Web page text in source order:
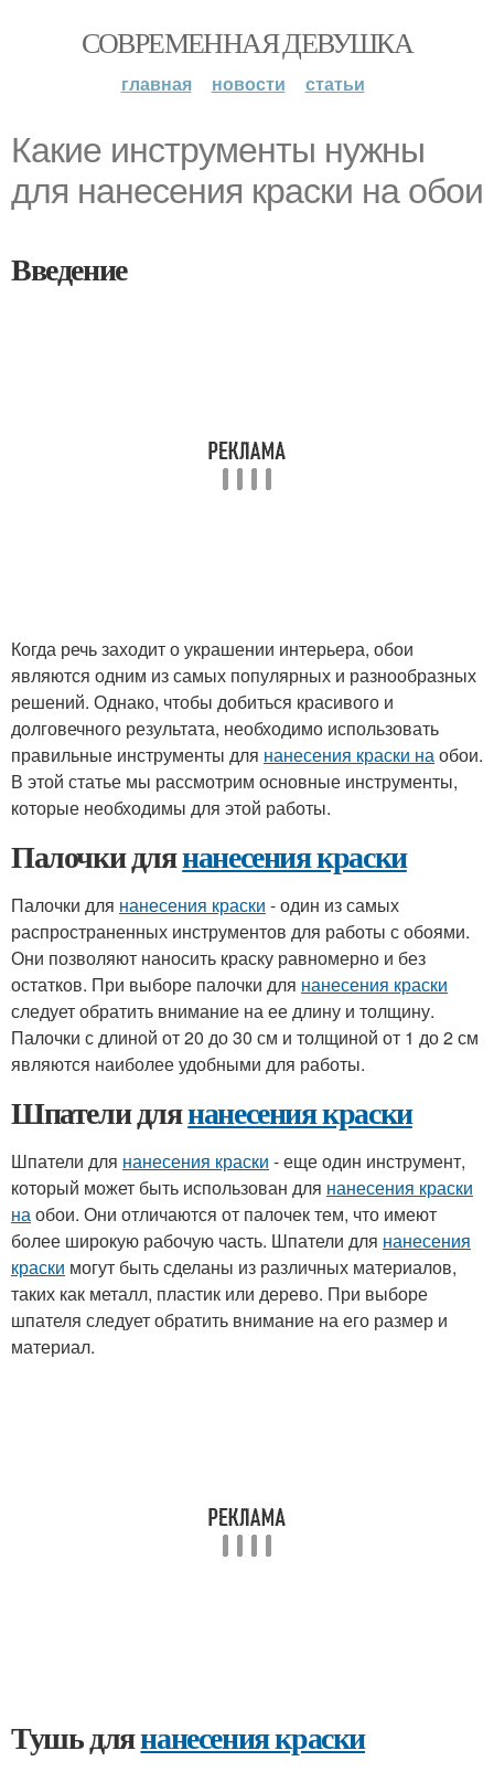
СОВРЕМЕННАЯ ДЕВУШКА
главная новости статьи
Какие инструменты нужны
для нанесения краски на обои
Введение
Когда речь заходит о украшении интерьера, обои
являются одним из самых популярных и разнообразных
решений. Однако, чтобы добиться красивого и
долговечного результата, необходимо использовать
правильные инструменты для нанесения краски наобои.
В этой статье мы рассмотрим основные инструменты,
которые необходимы для этой работы.
Палочки длянанесения краски
Палочки для нанесения краски - один из самых
распространенных инструментов для работы с обоями.
Они позволяют наносить краску равномерно и без
остатков. При выборе палочки для нанесения краски
следует обратить внимание на ее длину и толщину.
Палочки с длиной от 20 до 30 см и толщиной от 1 до 2 см
являются наиболее удобными для работы.
Шпатели длянанесения краски
Шпатели для нанесения краски - еще один инструмент,
который может быть использован для нанесения краски
наобои. Они отличаются от палочек тем, что имеют
более широкую рабочую часть. Шпатели для нанесения
краски могут быть сделаны из различных материалов,
таких как металл, пластик или дерево. При выборе
шпателя следует обратить внимание на его размер и
материал.
Тушь длянанесения краски